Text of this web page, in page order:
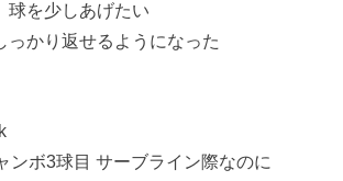
球を少しあげたい
っかり返せるようになった
ンボ3球目 サーブライン際なのに